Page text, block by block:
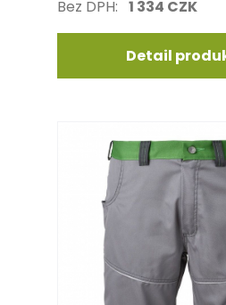
Bez DPH: 1 334 CZK
Detail